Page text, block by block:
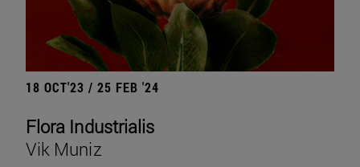
18 OCT'23 / 25 FEB '24
Flora Industrialis
Vik Muniz